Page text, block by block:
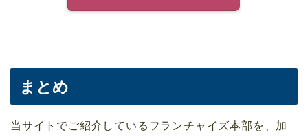
まとめ
当サイトでご紹介しているフランチャイズ本部を、加